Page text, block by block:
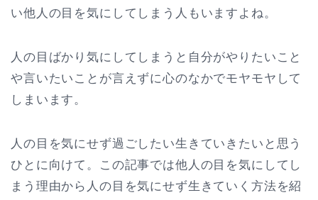
い他人の目を気にしてしまう人もいますよね。
人の目ばかり気にしてしまうと自分がやりたいこと
や言いたいことが言えずに心のなかでモヤモヤして
しまいます。
人の目を気にせず過ごしたい生きていきたいと思う
ひとに向けて。この記事では他人の目を気にしてし
まう理由から人の目を気にせず生きていく方法を紹